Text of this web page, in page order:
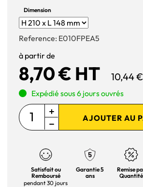
Dimension
Reference: E010FPEA5
à partir de
8,70 € HT 10,44
Expédié sous 6 jours ouvrés
AJOUTER AU
Satisfait ou
Remboursé
pendant 30 jours
Garantie 5
ans
Remise
Quantité